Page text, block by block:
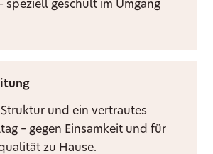
speziell geschult im Umgang
und ein vertrautes
– gegen Einsamkeit und für
zu Hause.